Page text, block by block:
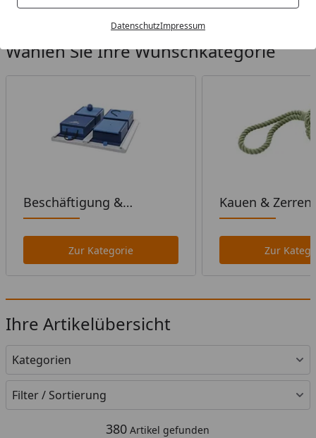
DatenschutzImpressum
Wählen Sie Ihre Wunschkategorie
Beschäftigung &
Intelligenz
Zur Kategorie
Kauen & Zerren
Zur
Ihre Artikelübersicht
Kategorien
Filter / Sortierung
380 Artikel gefunden